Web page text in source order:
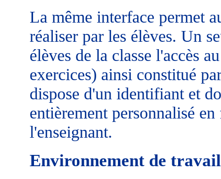
La même interface permet
réaliser par les élèves. Un
élèves de la classe l'accès
exercices) ainsi constitué
dispose d'un identifiant et
entièrement personnalisé
l'enseignant.
Environnement de travail